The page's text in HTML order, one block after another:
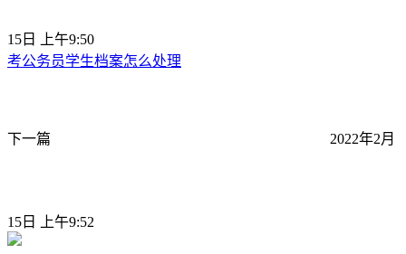
15日 上午9:50
考公务员学生档案怎么处理
下一篇 2022年2月
15日 上午9:52